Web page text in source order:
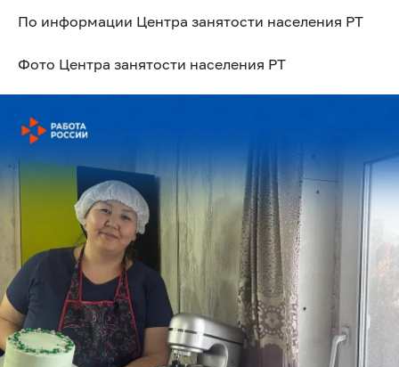
По информации Центра занятости населения РТ
Фото Центра занятости населения РТ